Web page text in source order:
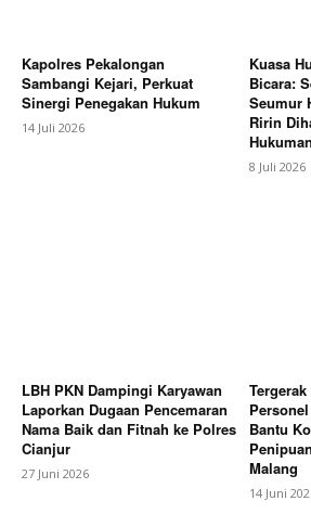
Kapolres Pekalongan
Sambangi Kejari, Perkuat
Sinergi Penegakan Hukum
14 Juli 2026
Kuasa
Bicara:
Seumur
Ririn
8 Juli 2026
LBH PKN Dampingi Karyawan
Laporkan Dugaan Pencemaran
Nama Baik dan Fitnah ke Polres
Cianjur
27 Juni 2026
Bantu
Malang
14 Juni